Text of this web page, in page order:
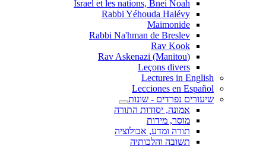
Israel et les nations, Bnei Noah
Rabbi Yéhouda Halévy
Maimonide
Rabbi Na'hman de Breslev
Rav Kook
(Rav Askenazi (Manitou
Leçons divers
Lectures in English
Lecciones en Español
שיעורים נפרדים - שונות
אמונה, יסודות התורה
מוסר, מידות
תורה ומדע, אבולוציה
תשובה והלכותיה